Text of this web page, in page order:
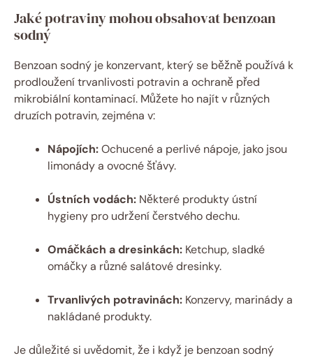
Jaké potraviny mohou obsahovat benzoan
sodný
Benzoan sodný je konzervant, který se běžně používá k
prodloužení trvanlivosti potravin a ochraně před
mikrobiální kontaminací. Můžete ho najít v různých
druzích potravin, zejména v:
Nápojích:Ochucené a perlivé nápoje, jako jsou
limonády a ovocné šťávy.
Ústních vodách: Některé produkty ústní
hygieny pro udržení čerstvého dechu.
Omáčkách a dresinkách: Ketchup, sladké
omáčky a různé salátové dresinky.
Trvanlivých potravinách: Konzervy, marinády a
nakládané produkty.
Je důležité si uvědomit, že i když je benzoan sodný